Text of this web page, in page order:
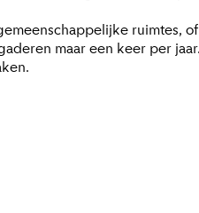
ruimtes,
maar een keer per